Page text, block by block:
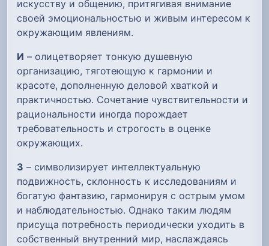
искусству и общению, притягивая внимание
своей эмоциональностью и живым интересом к
окружающим явлениям.
И – олицетворяет тонкую душевную
организацию, тяготеющую к гармонии и
красоте, дополненную деловой хваткой и
практичностью. Сочетание чувствительности и
рациональности иногда порождает
требовательность и строгость в оценке
окружающих.
З – символизирует интеллектуальную
подвижность, склонность к исследованиям и
богатую фантазию, гармонируя с острым умом
и наблюдательностью. Однако таким людям
присуща потребность периодически уходить в
собственный внутренний мир, наслаждаясь